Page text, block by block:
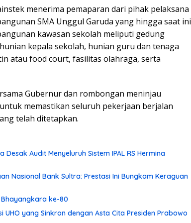
menerima pemaparan dari pihak pelaksana
SMA Unggul Garuda yang hingga saat ini
kawasan sekolah meliputi gedung
kepala sekolah, hunian guru dan tenaga
atau food court, fasilitas olahraga, serta
Gubernur dan rombongan meninjau
memastikan seluruh pekerjaan berjalan
telah ditetapkan.
Audit Menyeluruh Sistem IPAL RS Hermina
Nasional Bank Sultra: Prestasi Ini Bungkam Keraguan
Bhayangkara ke-80
UHO yang Sinkron dengan Asta Cita Presiden Prabowo